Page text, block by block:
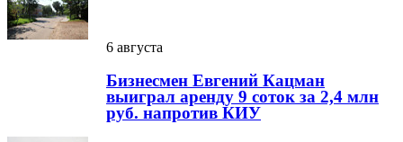
6 августа
Бизнесмен Евгений Кацман
выиграл аренду 9 соток за 2,4 млн
руб. напротив КИУ